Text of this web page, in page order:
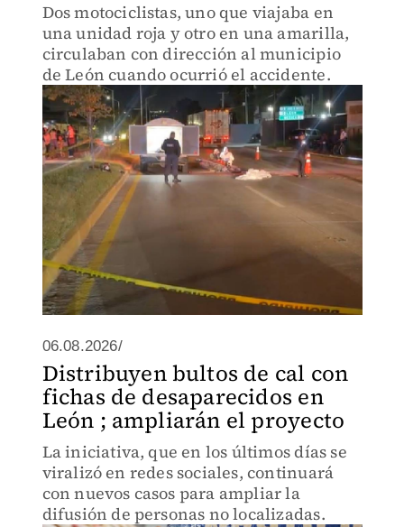
Dos motociclistas, uno que viajaba en
una unidad roja y otro en una amarilla,
circulaban con dirección al municipio
de León cuando ocurrió el accidente.
06.08.2026/
Distribuyen bultos de cal con
fichas de desaparecidos en
León ; ampliarán el proyecto
La iniciativa, que en los últimos días se
viralizó en redes sociales, continuará
con nuevos casos para ampliar la
difusión de personas no localizadas.